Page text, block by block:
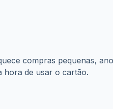
compras pequenas,
hora de usar o cartão.